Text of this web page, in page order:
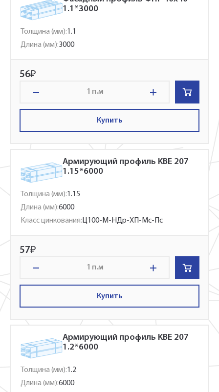
1.1*3000
Толщина (мм):1.1
Длина (мм):3000
56₽
п.м
Купить
Армирующий профиль KBE 207
1.15*6000
Толщина (мм):1.15
Длина (мм):6000
Класс цинкования: Ц100-М-НДр-ХП-Мс-Пс
57₽
п.м
Купить
Армирующий профиль KBE 207
1.2*6000
Толщина (мм):1.2
Длина (мм):6000